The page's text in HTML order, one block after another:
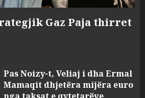
Gaz Paja thirret
Pas Noizy-t, Veliaj i dha Ermal
Mamaqit dhjetëra mijëra euro
nga taksat e qytetarëve